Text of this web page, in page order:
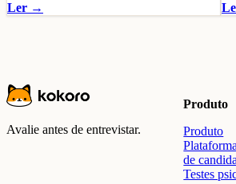
Ler →
Avalie antes de entrevistar.
Produto
Produto
de
Testes